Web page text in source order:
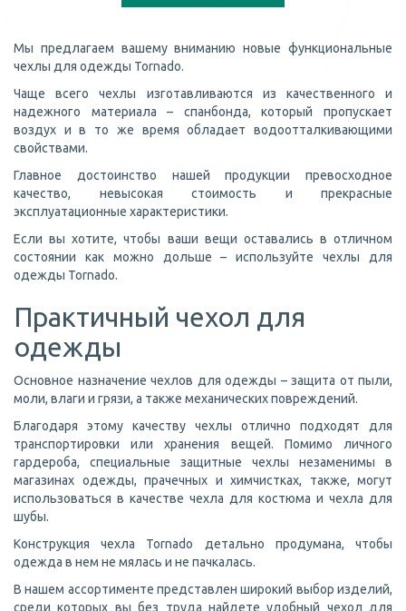
Мы предлагаем вашему вниманию новые функциональные
чехлы для одежды Tornado.
Чаще всего чехлы изготавливаются из качественного и
надежного материала – спанбонда, который пропускает
воздух и в то же время обладает водоотталкивающими
свойствами.
Главное достоинство нашей продукции превосходное
качество, невысокая стоимость и прекрасные
эксплуатационные характеристики.
Если вы хотите, чтобы ваши вещи оставались в отличном
состоянии как можно дольше – используйте чехлы для
одежды Tornado.
Практичный чехол для
одежды
Основное назначение чехлов для одежды – защита от пыли,
моли, влаги и грязи, а также механических повреждений.
Благодаря этому качеству чехлы отлично подходят для
транспортировки или хранения вещей. Помимо личного
гардероба, специальные защитные чехлы незаменимы в
магазинах одежды, прачечных и химчистках, также, могут
использоваться в качестве чехла для костюма и чехла для
шубы.
Конструкция чехла Tornado детально продумана, чтобы
одежда в нем не мялась и не пачкалась.
В нашем ассортименте представлен широкий выбор изделий,
среди которых вы без труда найдете удобный чехол для